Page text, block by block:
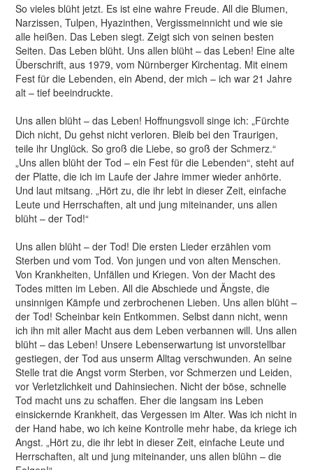
So vieles blüht jetzt. Es ist eine wahre Freude. All die Blumen,
Narzissen, Tulpen, Hyazinthen, Vergissmeinnicht und wie sie
alle heißen. Das Leben siegt. Zeigt sich von seinen besten
Seiten. Das Leben blüht. Uns allen blüht – das Leben! Eine alte
Überschrift, aus 1979, vom Nürnberger Kirchentag. Mit einem
Fest für die Lebenden, ein Abend, der mich – ich war 21 Jahre
alt – tief beeindruckte.
Uns allen blüht – das Leben! Hoffnungsvoll singe ich: „Fürchte
Dich nicht, Du gehst nicht verloren. Bleib bei den Traurigen,
teile ihr Unglück. So groß die Liebe, so groß der Schmerz.“
„Uns allen blüht der Tod – ein Fest für die Lebenden“, steht auf
der Platte, die ich im Laufe der Jahre immer wieder anhörte.
Und laut mitsang. „Hört zu, die ihr lebt in dieser Zeit, einfache
Leute und Herrschaften, alt und jung miteinander, uns allen
blüht – der Tod!“
Uns allen blüht – der Tod! Die ersten Lieder erzählen vom
Sterben und vom Tod. Von jungen und von alten Menschen.
Von Krankheiten, Unfällen und Kriegen. Von der Macht des
Todes mitten im Leben. All die Abschiede und Ängste, die
unsinnigen Kämpfe und zerbrochenen Lieben. Uns allen blüht –
der Tod! Scheinbar kein Entkommen. Selbst dann nicht, wenn
ich ihn mit aller Macht aus dem Leben verbannen will. Uns allen
blüht – das Leben! Unsere Lebenserwartung ist unvorstellbar
gestiegen, der Tod aus unserm Alltag verschwunden. An seine
Stelle trat die Angst vorm Sterben, vor Schmerzen und Leiden,
vor Verletzlichkeit und Dahinsiechen. Nicht der böse, schnelle
Tod macht uns zu schaffen. Eher die langsam ins Leben
einsickernde Krankheit, das Vergessen im Alter. Was ich nicht in
der Hand habe, wo ich keine Kontrolle mehr habe, da kriege ich
Angst. „Hört zu, die ihr lebt in dieser Zeit, einfache Leute und
Herrschaften, alt und jung miteinander, uns allen blühn – die